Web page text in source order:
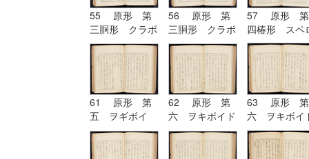
55 原形 第
三胴形 クラボ
イド
56 原形 第
三胴形 クラボ
イド| 原形
第四椿形 スペ
ロイド
57 原形 第
四椿形 スペ
イド
61 原形 第
五 ヲギボイ
ド| 原形 第
六 ヲキボイド
62 原形 第
六 ヲキボイド
63 原形 第
六 ヲキボイ